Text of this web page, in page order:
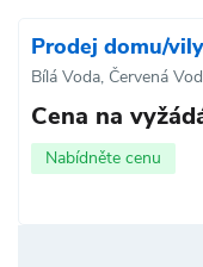
Prodej domu/
Bílá Voda, Červená
Cena na
Nabídněte cenu